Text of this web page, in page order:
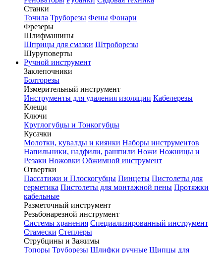
Станки
Точила Труборезы Фены Фонари
Фрезеры
Шлифмашины
Шприцы для смазки Штроборезы
Шуруповерты
Ручной инструмент
Заклепочники
Болторезы
Измерительный инструмент
Инструменты для удаления изоляции Кабелерезы
Клещи
Ключи
Круглогубцы и Тонкогубцы
Кусачки
Молотки, кувалды и киянки Наборы инструментов
Напильники, надфили, рашпили Ножи Ножницы и
Резаки Ножовки Обжимной инструмент
Отвертки
Пассатижи и Плоскогубцы Пинцеты Пистолеты для
герметика Пистолеты для монтажной пены Протяжки
кабельные
Разметочный инструмент
Резьбонарезной инструмент
Системы хранения Специализированный инструмент
Стамески Степлеры
Струбцины и Зажимы
Топоры Труборезы Шлифки ручные Щипцы для